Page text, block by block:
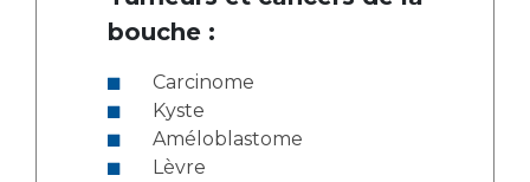
bouche :
Carcinome
Kyste
Améloblastome
Lèvre